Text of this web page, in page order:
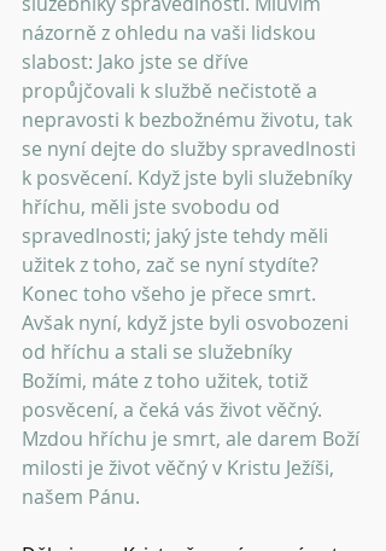
názorně z ohledu na vaši lidskou
slabost: Jako jste se dříve
propůjčovali k službě nečistotě a
nepravosti k bezbožnému životu, tak
se nyní dejte do služby spravedlnosti
k posvěcení. Když jste byli služebníky
hříchu, měli jste svobodu od
spravedlnosti; jaký jste tehdy měli
užitek z toho, zač se nyní stydíte?
Konec toho všeho je přece smrt.
Avšak nyní, když jste byli osvobozeni
od hříchu a stali se služebníky
Božími, máte z toho užitek, totiž
posvěcení, a čeká vás život věčný.
Mzdou hříchu je smrt, ale darem Boží
milosti je život věčný v Kristu Ježíši,
našem Pánu.